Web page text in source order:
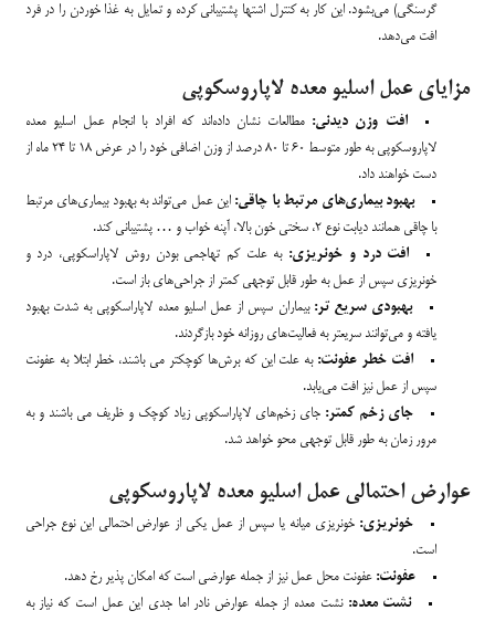
گرسنگی) می‌بشود. این کار به کنترل اشتها پشتیبانی کرده و تمایل به غذا خوردن را در فرد
افت می‌دهد.
مزایای عمل اسلیو معده لاپاروسکوپی
افت وزن دیدنی: مطالعات نشان داده‌اند که افراد با انجام عمل اسلیو معده
لاپاروسکوپی به طور متوسط 60 تا 80 درصد از وزن اضافی خود را در عرض 18 تا 24 ماه از
دست خواهند داد.
بهبود بیماری‌های مرتبط با چاقی: این عمل می‌تواند به بهبود بیماری‌های مرتبط
با چاقی همانند دیابت نوع 2، سختی خون بالا، آپنه خواب و … پشتیبانی کند.
افت درد و خونریزی: به علت کم تهاجمی بودن روش لاپاراسکوپی، درد و
خونریزی سپس از عمل به طور قابل توجهی کمتر از جراحی‌های باز است.
بهبودی سریع تر: بیماران سپس از عمل اسلیو معده لاپاراسکوپی به شدت بهبود
یافته و می‌توانند سریعتر به فعالیت‌های روزانه خود بازگردند.
افت خطر عفونت: به علت این که برش‌ها کوچکتر می باشند، خطر ابتلا به عفونت
سپس از عمل نیز افت می‌یابد.
جای زخم کمتر: جای زخم‌های لاپاراسکوپی زیاد کوچک و ظریف می باشند و به
مرور زمان به طور قابل توجهی محو خواهد شد.
عوارض احتمالی عمل اسلیو معده لاپاروسکوپی
خونریزی: خونریزی میانه یا سپس از عمل یکی از عوارض احتمالی این نوع جراحی
است.
عفونت: عفونت محل عمل نیز از جمله عوارضی است که امکان پذیر رخ دهد.
نشت معده: نشت معده از جمله عوارض نادر اما جدی این عمل است که نیاز به